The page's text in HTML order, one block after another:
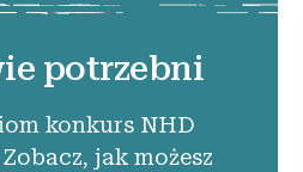
potrzebni
konkurs NHD
jak możesz